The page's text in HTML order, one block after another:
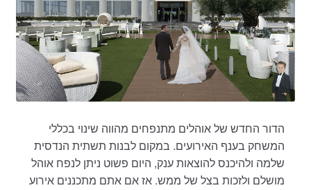
הדור החדש של אוהלים מתנפחים מהווה שינוי בכללי
המשחק בענף האירועים. במקום לבנות תשתית הנדסית
שלמה ולהיכנס להוצאות ענק, היום פשוט ניתן לנפח אוהל
מושלם ולזכות בצל של ממש. אז אם אתם מתכננים אירוע